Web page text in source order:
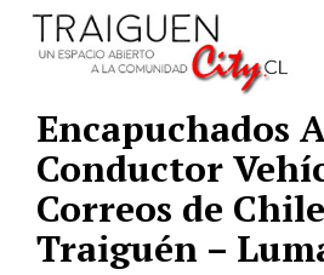
Encapuchados
Conductor
Correos de
Traiguén –